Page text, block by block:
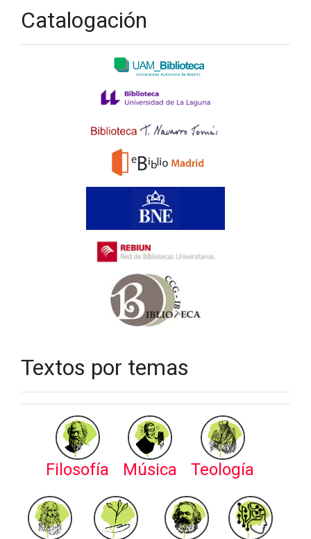
Catalogación
Textos por temas
Filosofía Música Teología